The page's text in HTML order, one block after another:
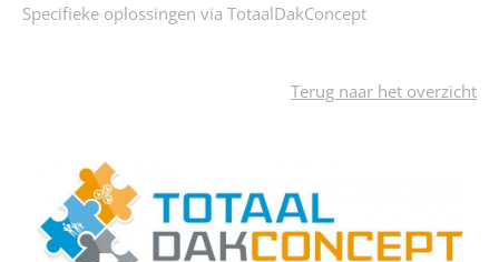
Specifieke oplossingen via TotaalDakConcept
Terug naar het overzicht